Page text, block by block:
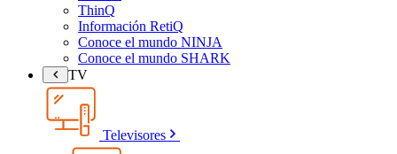
ThinQ
Información RetiQ
Conoce el mundo NINJA
Conoce el mundo SHARK
TV
Televisores